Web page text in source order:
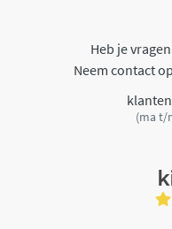
Heb je
Neem contact
(ma t/